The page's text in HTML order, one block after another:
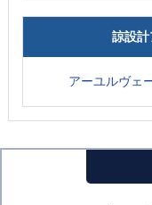
諒設
アーユルヴェ